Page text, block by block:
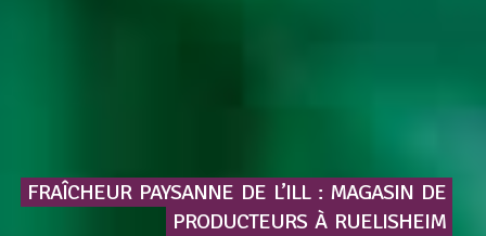
FRAÎCHEUR PAYSANNE DE L’ILL : MAGASIN DE
PRODUCTEURS À RUELISHEIM